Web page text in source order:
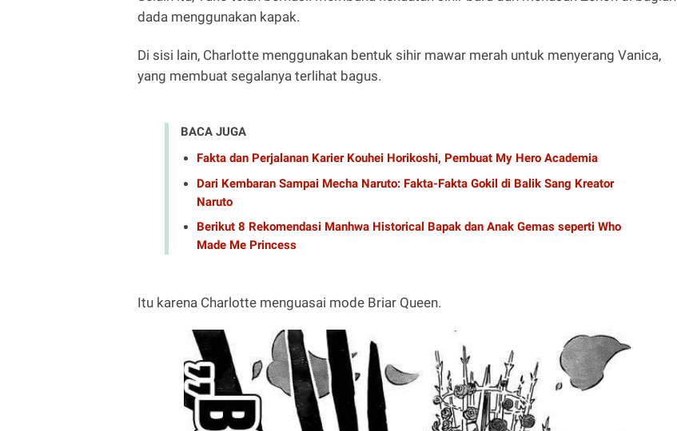
dada menggunakan kapak.
Di sisi lain, Charlotte menggunakan bentuk sihir mawar merah untuk menyerang Vanica,
yang membuat segalanya terlihat bagus.
BACA JUGA
Fakta dan Perjalanan Karier Kouhei Horikoshi, Pembuat My Hero Academia
Dari Kembaran Sampai Mecha Naruto: Fakta-Fakta Gokil di Balik Sang Kreator
Naruto
Berikut 8 Rekomendasi Manhwa Historical Bapak dan Anak Gemas seperti Who
Made Me Princess
Itu karena Charlotte menguasai mode Briar Queen.